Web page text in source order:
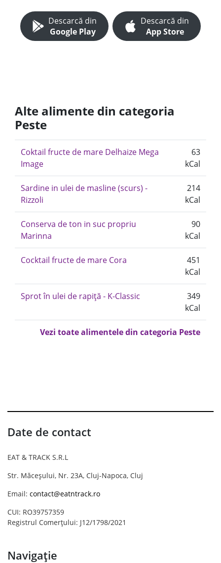
Descarcă din
Google Play
Descarcă din
App Store
Alte alimente din categoria
Peste
Coktail fructe de mare Delhaize Mega
Image
63
kCal
Sardine in ulei de masline (scurs) -
Rizzoli
214
kCal
Conserva de ton in suc propriu
Marinna
90
kCal
Cocktail fructe de mare Cora
451
kCal
Sprot în ulei de rapiță - K-Classic
349
kCal
Vezi toate alimentele din categoria Peste
Date de contact
EAT & TRACK S.R.L
Str. Măceșului, Nr. 23A, Cluj-Napoca, Cluj
Email: contact@eatntrack.ro
CUI: RO39757359
Registrul Comerțului: J12/1798/2021
Navigație